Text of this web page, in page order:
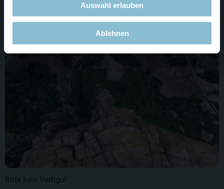
Auswahl erlauben
Ablehnen
Bitte kein Vertigo!